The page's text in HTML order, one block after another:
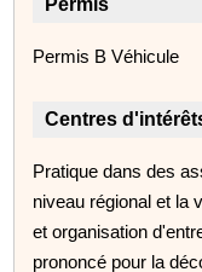
Permis B Véhicule
Centres
Pratique dans des
niveau régional et la
et organisation
prononcé pour la